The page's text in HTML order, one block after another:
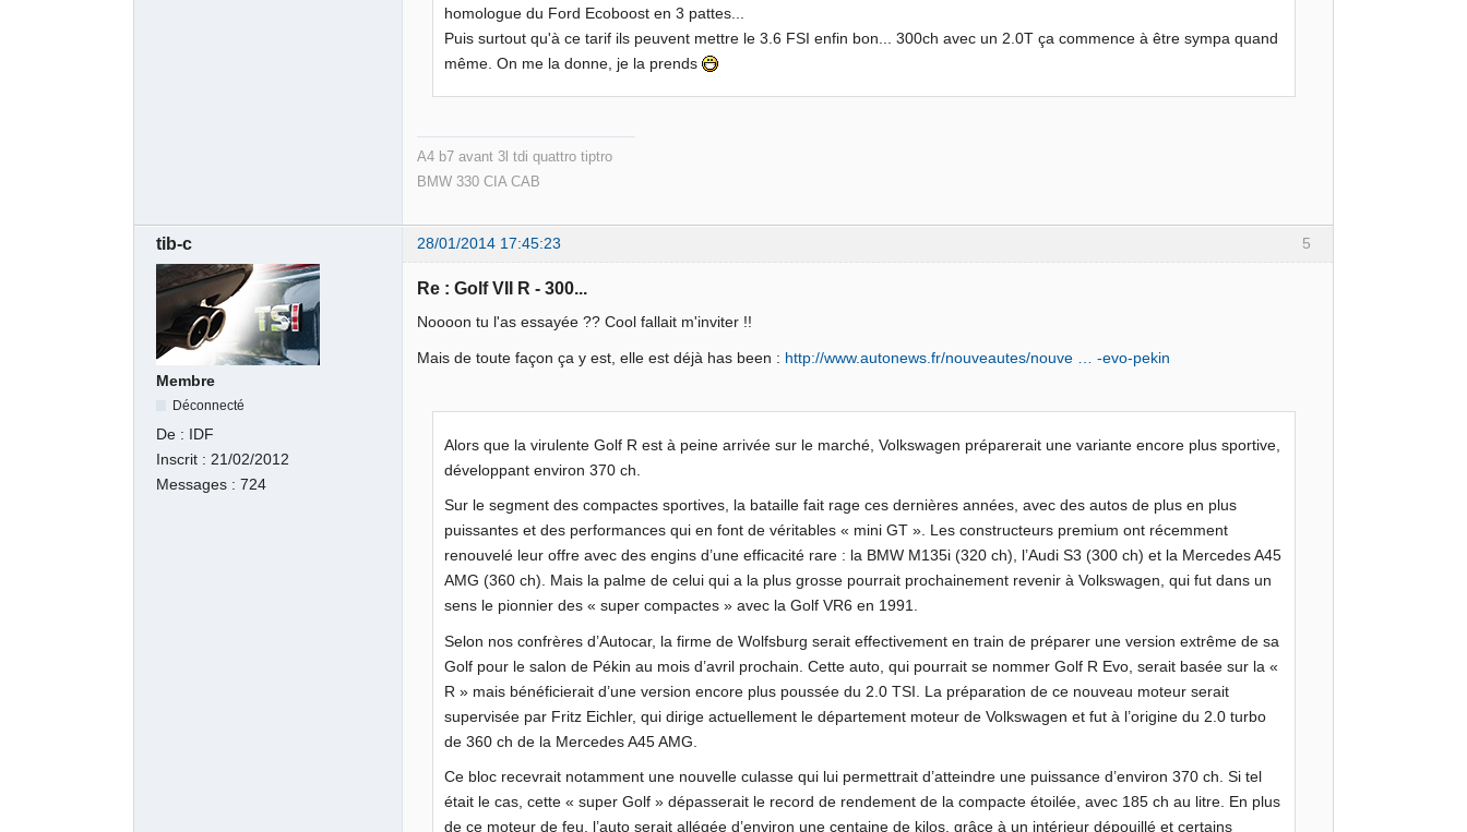
homologue du Ford Ecoboost en 3 pattes...
Puis surtout qu'à ce tarif ils peuvent mettre le 3.6 FSI enfin bon... 300ch avec un 2.0T ça commence à être sympa quand
même. On me la donne, je la prends
A4 b7 avant 3l tdi quattro tiptro
BMW 330 CIA CAB
5
tib-c 28/01/2014 17:45:23
Membre
Déconnecté
De :
IDF
Inscrit :21/02/2012
Messages :724
Re : Golf VII R - 300...
Noooon tu l'as essayée ?? Cool fallait m'inviter !!
Mais de toute façon ça y est, elle est déjà has been : http://www.autonews.fr/nouveautes/nouve … -evo-pekin
Alors que la virulente Golf R est à peine arrivée sur le marché, Volkswagen préparerait une variante encore plus sportive,
développant environ 370 ch.
Sur le segment des compactes sportives, la bataille fait rage ces dernières années, avec des autos de plus en plus
puissantes et des performances qui en font de véritables « mini GT ». Les constructeurs premium ont récemment
renouvelé leur offre avec des engins d’une efficacité rare : la BMW M135i (320 ch), l’Audi S3 (300 ch) et la Mercedes A45
AMG (360 ch). Mais la palme de celui qui a la plus grosse pourrait prochainement revenir à Volkswagen, qui fut dans un
sens le pionnier des « super compactes » avec la Golf VR6 en 1991.
Selon nos confrères d’Autocar, la firme de Wolfsburg serait effectivement en train de préparer une version extrême de sa
Golf pour le salon de Pékin au mois d’avril prochain. Cette auto, qui pourrait se nommer Golf R Evo, serait basée sur la «
R » mais bénéficierait d’une version encore plus poussée du 2.0 TSI. La préparation de ce nouveau moteur serait
supervisée par Fritz Eichler, qui dirige actuellement le département moteur de Volkswagen et fut à l’origine du 2.0 turbo
de 360 ch de la Mercedes A45 AMG.
Ce bloc recevrait notamment une nouvelle culasse qui lui permettrait d’atteindre une puissance d’environ 370 ch. Si tel
était le cas, cette « super Golf » dépasserait le record de rendement de la compacte étoilée, avec 185 ch au litre. En plus
de ce moteur de feu, l’auto serait allégée d’environ une centaine de kilos, grâce à un intérieur dépouillé et certains